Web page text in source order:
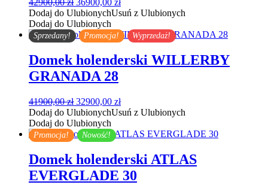
42900,00zł
cena
wynosiła:
42900,00 zł.
36900,00 zł
cena
36900,00 zł.
Dodaj do UlubionychUsuń z Ulubionych
Dodaj do Ulubionych
Sprzedany! Promocja! Wyprzedaż!
Domek holenderski WILLERBY
GRANADA 28
41900,00zł Pierwotna
cena
wynosiła:
41900,00 zł.
32900,00 złAktualna
cena
32900,00 zł.
Dodaj do UlubionychUsuń z Ulubionych
Dodaj do Ulubionych
Promocja! Nowość!
Domek holenderski ATLAS
EVERGLADE 30